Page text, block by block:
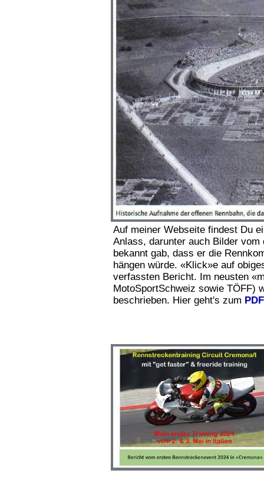
Auf meiner Webseite findest Du
Anlass, darunter auch Bilder
bekannt gab, dass er die
hängen würde. «Klick»e auf
verfassten Bericht. Im neusten
MotoSportSchweiz sowie TÖFF)
beschrieben. Hier geht's zum PDF